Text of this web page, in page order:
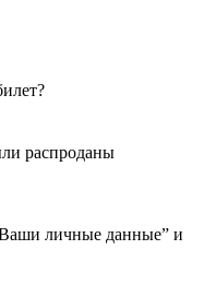
распроданы
личные данные” и